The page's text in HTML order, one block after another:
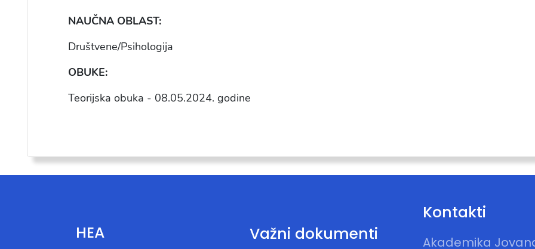
NAUČNA OBLAST:
Društvene/Psihologija
OBUKE:
Teorijska obuka - 08.05.2024. godine
HEA Važni dokumenti
Kontakti
Akademika